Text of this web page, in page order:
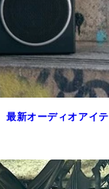
新オーディオアイテ